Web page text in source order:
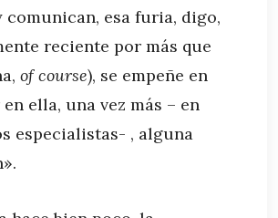
comunican, esa furia, digo,
reciente por más que
of course), se empeñe en
ella, una vez más – en
especialistas- , alguna